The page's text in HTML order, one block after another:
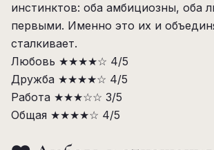
инстинктов: оба амбициозны, оба
первыми. Именно это их и
сталкивает.
Любовь ★★★★☆ 4/5
Дружба ★★★★☆ 4/5
Работа ★★★☆☆ 3/5
Общая ★★★★☆ 4/5